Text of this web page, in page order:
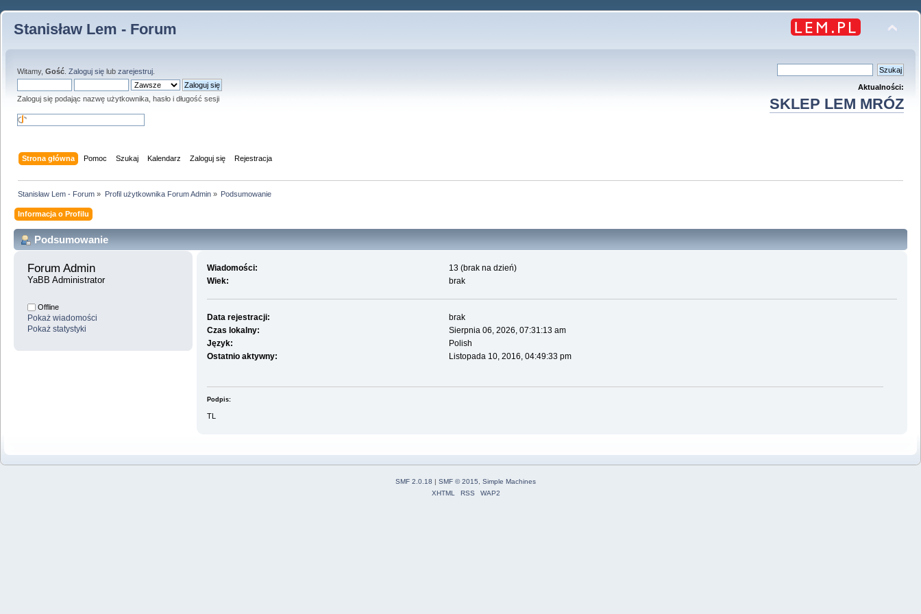
Stanisław Lem - Forum
Witamy, Gość Zaloguj się lub zarejestruj
Zaloguj się podając nazwę użytkownika, hasło i długość sesji
Aktualności:
SKLEP LEM MRÓZ
Strona główna Pomoc Szukaj Kalendarz Zaloguj się Rejestracja
Stanisław Lem - Forum » Profil użytkownika Forum Admin» Podsumowanie
Informacja o Profilu
Podsumowanie
Forum Admin
YaBB Administrator
Offline
Pokaż wiadomości
Pokaż statystyki
Wiadomości:
13 (brak na dzień)
Wiek:
brak
Data rejestracji:
brak
Czas lokalny:
Sierpnia 06, 2026, 07:31:13 am
Język:
Polish
Ostatnio aktywny:
Listopada 10, 2016, 04:49:33 pm
Podpis:
TL
SMF 2.0.18 | SMF © 2015
Simple Machines
XHTML
RSS WAP2